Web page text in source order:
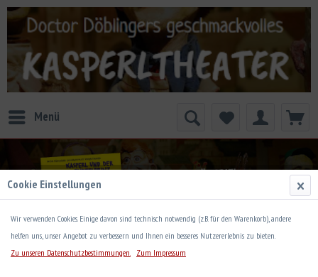
Menü
Übersicht Hörspiele
Cookie Einstellungen
Wir verwenden Cookies. Einige davon sind technisch notwendig (z.B. für den Warenkorb), andere
helfen uns, unser Angebot zu verbessern und Ihnen ein besseres Nutzererlebnis zu bieten.
Zu unseren Datenschutzbestimmungen.
Zum Impressum